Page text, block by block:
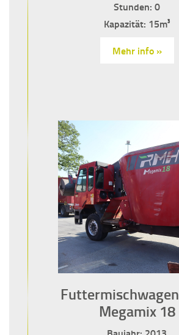
Stunden: 0
Kapazität: 15m³
Mehr info »
Megamix 18